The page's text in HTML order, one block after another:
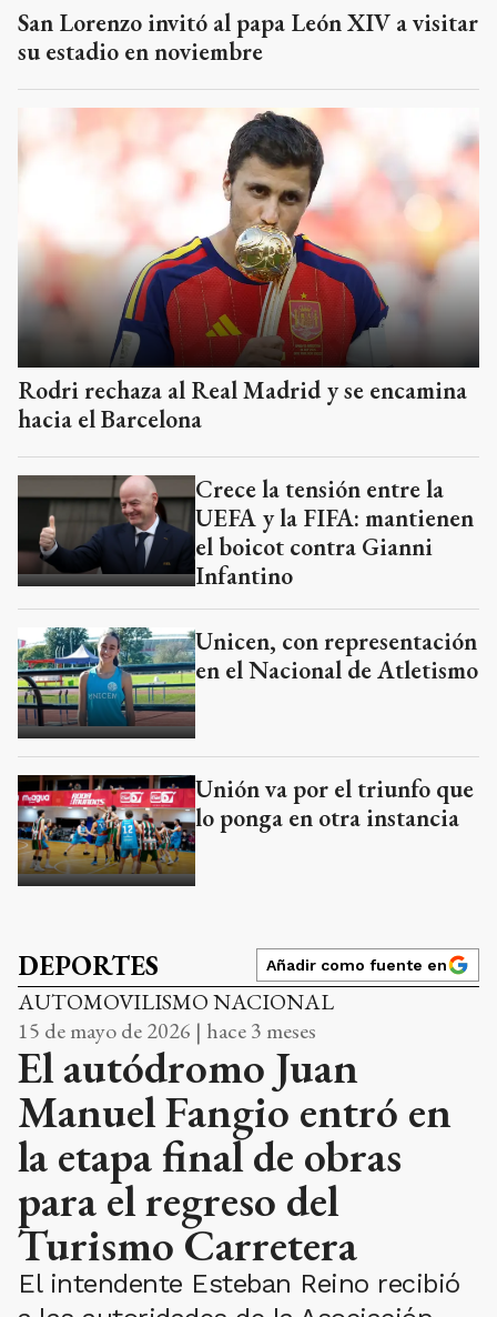
San Lorenzo invitó al papa León XIV a visitar
su estadio en noviembre
Rodri rechaza al Real Madrid y se encamina
hacia el Barcelona
Crece la tensión entre la
UEFA y la FIFA: mantienen
el boicot contra Gianni
Infantino
Unicen, con representación
en el Nacional de Atletismo
Unión va por el triunfo que
lo ponga en otra instancia
DEPORTES Añadir como fuente en
AUTOMOVILISMO NACIONAL
15 de mayo de 2026 | hace 3 meses
El autódromo Juan
Manuel Fangio entró en
la etapa final de obras
para el regreso del
Turismo Carretera
El intendente Esteban Reino recibió